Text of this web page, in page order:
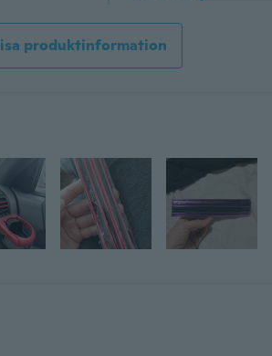
produktinformation